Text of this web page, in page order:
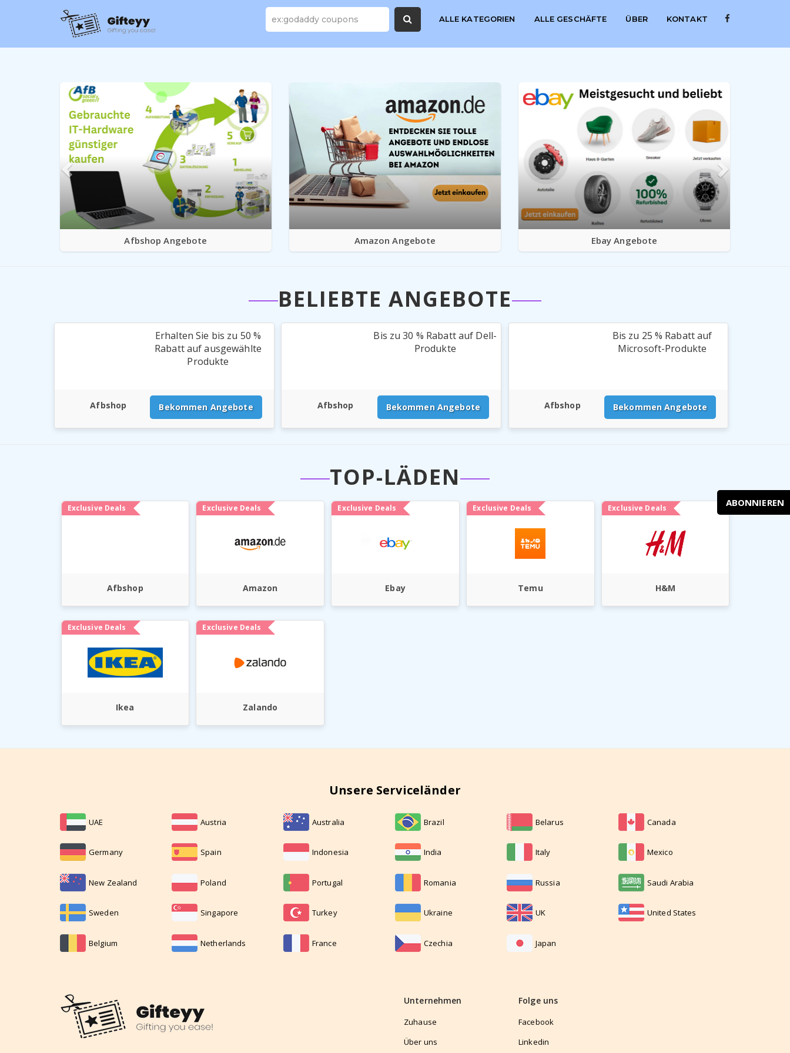
ALLE KATEGORIEN ALLE GESCHÄFTE ÜBER KONTAKT
Afbshop Angebote Amazon Angebote Ebay Angebote
BELIEBTE ANGEBOTE
Erhalten Sie bis zu 50 %
Rabatt auf ausgewählte
Produkte
Afbshop Bekommen Angebote
Bis zu 30 % Rabatt auf Dell-
Produkte
Afbshop Bekommen Angebote
Bis zu 25 % Rabatt auf
Microsoft-Produkte
Afbshop Bekommen Angebote
TOP-LÄDEN
Exclusive Deals
Afbshop
Exclusive Deals
Amazon
Exclusive Deals
Ebay
Exclusive Deals
Temu
Exclusive Deals
H&M
Exclusive Deals
Ikea
Exclusive Deals
Zalando
Unsere Serviceländer
UAE Austria Australia Brazil Belarus Canada
Germany Spain Indonesia India Italy Mexico
New Zealand Poland Portugal Romania Russia Saudi Arabia
Sweden Singapore Turkey Ukraine UK United States
Belgium Netherlands France Czechia Japan
Unternehmen
Zuhause
Über uns
Folge uns
Facebook
Linkedin
ABONNIEREN